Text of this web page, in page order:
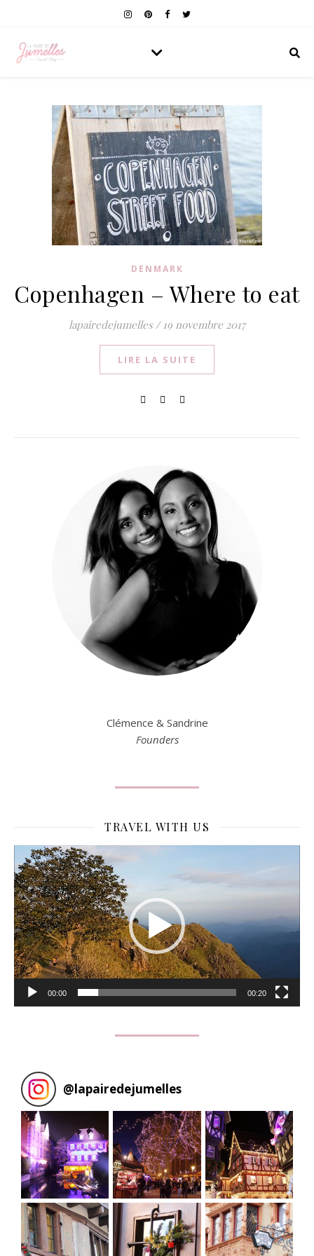
DENMARK
Copenhagen – Where to eat
lapairedejumelles / 19 novembre 2017
LIRE LA SUITE
Clémence & Sandrine
Founders
TRAVEL WITH US
Lecteur
vidéo
00:00 00:20
@lapairedejumelles